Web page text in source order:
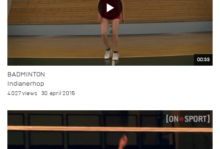
00:33
BADMINTON
Indianerhop
4.027 views 30. april 2015